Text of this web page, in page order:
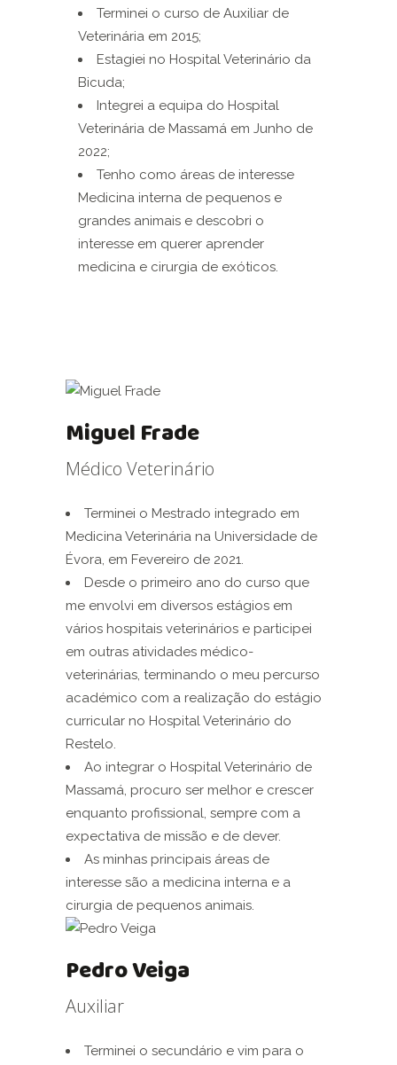
Terminei o curso de Auxiliar de
Veterinária em 2015;
Estagiei no Hospital Veterinário da
Bicuda;
Integrei a equipa do Hospital
Veterinária de Massamá em Junho de
2022;
Tenho como áreas de interesse
Medicina interna de pequenos e
grandes animais e descobri o
interesse em querer aprender
medicina e cirurgia de exóticos.
Miguel Frade
Médico Veterinário
Terminei o Mestrado integrado em
Medicina Veterinária na Universidade de
Évora, em Fevereiro de 2021.
Desde o primeiro ano do curso que
me envolvi em diversos estágios em
vários hospitais veterinários e participei
em outras atividades médico-
veterinárias, terminando o meu percurso
académico com a realização do estágio
curricular no Hospital Veterinário do
Restelo.
Ao integrar o Hospital Veterinário de
Massamá, procuro ser melhor e crescer
enquanto profissional, sempre com a
expectativa de missão e de dever.
As minhas principais áreas de
interesse são a medicina interna e a
cirurgia de pequenos animais.
Pedro Veiga
Auxiliar
Terminei o secundário e vim para o